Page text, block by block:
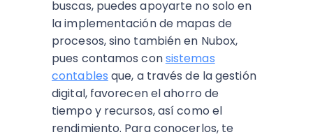
buscas, puedes apoyarte no solo en
la implementación de mapas de
procesos, sino también en Nubox,
pues contamos consistemas
contables que, a través de la gestión
digital, favorecen el ahorro de
tiempo y recursos, así como el
rendimiento. Para conocerlos, te